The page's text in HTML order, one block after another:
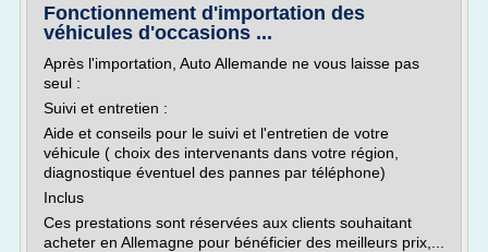
Fonctionnement d'importation des
véhicules d'occasions ...
Après l'importation, Auto Allemande ne vous laisse pas
seul :
Suivi et entretien :
Aide et conseils pour le suivi et l'entretien de votre
véhicule ( choix des intervenants dans votre région,
diagnostique éventuel des pannes par téléphone)
Inclus
Ces prestations sont réservées aux clients souhaitant
acheter en Allemagne pour bénéficier des meilleurs prix,...